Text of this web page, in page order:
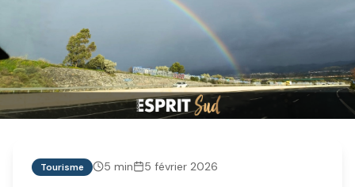
Tourisme 5 min 5 février 2026